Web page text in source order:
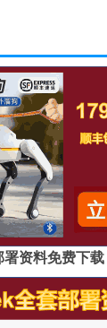
资料免费下载